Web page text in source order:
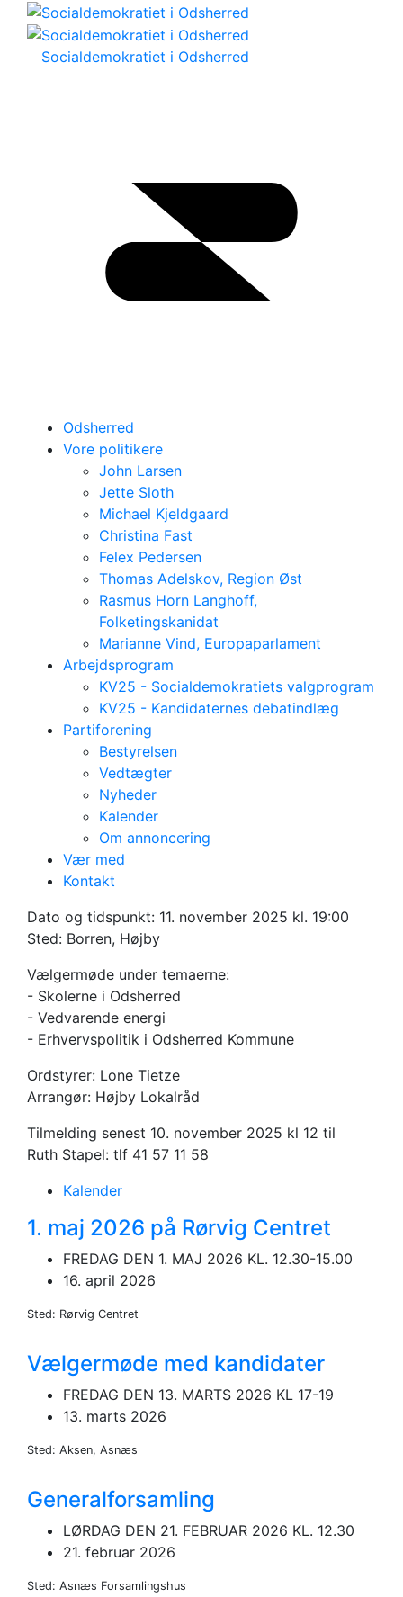
Socialdemokratiet i Odsherred
Odsherred
Vore politikere
John Larsen
Jette Sloth
Michael Kjeldgaard
Christina Fast
Felex Pedersen
Thomas Adelskov, Region Øst
Rasmus Horn Langhoff,
Folketingskanidat
Marianne Vind, Europaparlament
Arbejdsprogram
KV25 - Socialdemokratiets valgprogram
KV25 - Kandidaternes debatindlæg
Partiforening
Bestyrelsen
Vedtægter
Nyheder
Kalender
Om annoncering
Vær med
Kontakt
Tirsdag den 11. november 2025 kl 19-21
Vælgermøde
Sted: Borren, Højby
Dato og tidspunkt: 11. november 2025 kl. 19:00
Sted: Borren, Højby
Vælgermøde under temaerne:
- Skolerne i Odsherred
- Vedvarende energi
- Erhvervspolitik i Odsherred Kommune
Ordstyrer: Lone Tietze
Arrangør: Højby Lokalråd
Tilmelding senest 10. november 2025 kl 12 til
Ruth Stapel: tlf 41 57 11 58
Kalender
1. maj 2026 på Rørvig Centret
FREDAG DEN 1. MAJ 2026 KL. 12.30-15.00
16. april 2026
Sted: Rørvig Centret
Vælgermøde med kandidater
FREDAG DEN 13. MARTS 2026 KL 17-19
13. marts 2026
Sted: Aksen, Asnæs
Generalforsamling
LØRDAG DEN 21. FEBRUAR 2026 KL. 12.30
21. februar 2026
Sted: Asnæs Forsamlingshus